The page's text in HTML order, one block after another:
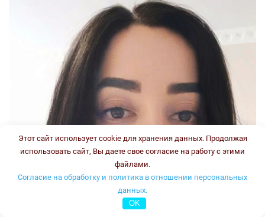
Этот сайт использует cookie для хранения данных. Продолжая
использовать сайт, Вы даете свое согласие на работу с этими
файлами.
Согласие на обработку и политика в отношении персональных
данных.
OK